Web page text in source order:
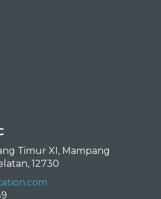
Timur XI, Mampang
12730